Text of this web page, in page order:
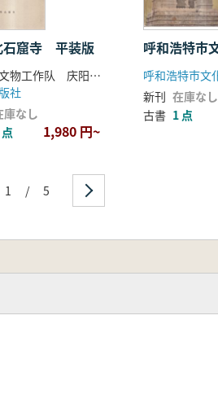
石窟寺 平装版
甘肃省文物工作队 庆阳北石窟寺文管所
社
庫なし
1,980 円~
呼和浩特市
呼和浩特市文
新刊 在庫なし
古書 1 点
1 / 5